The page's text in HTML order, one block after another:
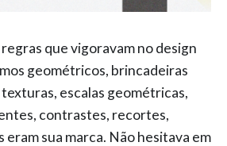
que vigoravam no design
geométricos, brincadeiras
escalas geométricas,
contrastes, recortes,
eram sua marca. Não hesitava em